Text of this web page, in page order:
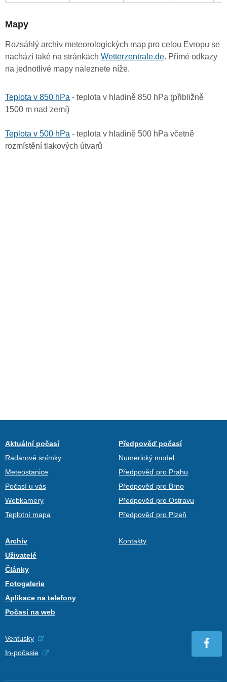
Mapy
Rozsáhlý archiv meteorologických map pro celou Evropu se
nachází také na stránkách Wetterzentrale.de. Přímé odkazy
na jednotlivé mapy naleznete níže.
Teplota v 850 hPa - teplota v hladině 850 hPa (přibližně
1500 m nad zemí)
Teplota v 500 hPa - teplota v hladině 500 hPa včetně
rozmístění tlakových útvarů
Aktuální počasí
Radarové snímky
Meteostanice
Počasí u vás
Webkamery
Teplotní mapa
Předpověď počasí
Numerický model
Předpověď pro Prahu
Předpověď pro Brno
Předpověď pro Ostravu
Předpověď pro Plzeň
Archiv
Uživatelé
Články
Fotogalerie
Aplikace na telefony
Počasí na web
Kontakty
Ventusky
In-počasie